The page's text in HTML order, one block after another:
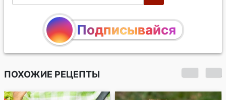
Подписывайся
ПОХОЖИЕ РЕЦЕПТЫ